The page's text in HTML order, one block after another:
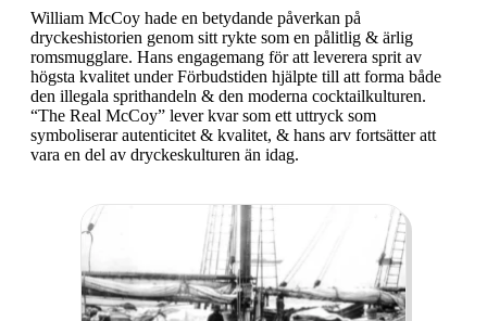
William McCoy hade en betydande påverkan på
dryckeshistorien genom sitt rykte som en pålitlig & ärlig
romsmugglare. Hans engagemang för att leverera sprit av
högsta kvalitet under Förbudstiden hjälpte till att forma både
den illegala sprithandeln & den moderna cocktailkulturen.
“The Real McCoy” lever kvar som ett uttryck som
symboliserar autenticitet & kvalitet, & hans arv fortsätter att
vara en del av dryckeskulturen än idag.